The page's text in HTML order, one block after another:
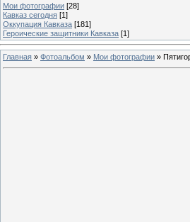
Мои фотографии [28]
Кавказ сегодня [1]
Оккупация Кавказа [181]
Героические защитники Кавказа [1]
Главная » Фотоальбом » Мои фотографии »